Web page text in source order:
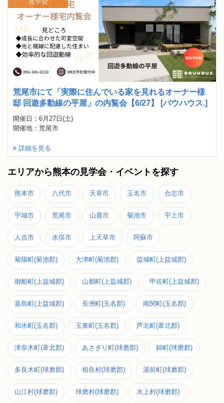
荒尾市にて「実際に住んでいる家を見れるオーナー様
邸 回遊多動線の平屋」の内覧会【6/27】 [バウハウス.]
開催日：6月27日(土)
開催地：荒尾市
詳細を見る
エリアから熊本の見学会・イベントを探す
熊本市 八代市 天草市 玉名市 合志市
宇城市 荒尾市 山鹿市 菊池市 宇土市
人吉市 水俣市 上天草市 阿蘇市
菊陽町(菊池郡) 大津町(菊池郡) 益城町(上益城郡)
御船町(上益城郡) 山都町(上益城郡) 甲佐町(上益城郡)
嘉島町(上益城郡) 長洲町(玉名郡) 南関町(玉名郡)
和水町(玉名郡) 玉東町(玉名郡) 芦北町(葦北郡)
津奈木町(葦北郡) あさぎり町(球磨郡) 錦町(球磨郡)
多良木町(球磨郡) 相良村(球磨郡) 湯前町(球磨郡)
山江村(球磨郡) 球磨村(球磨郡) 水上村(球磨郡)